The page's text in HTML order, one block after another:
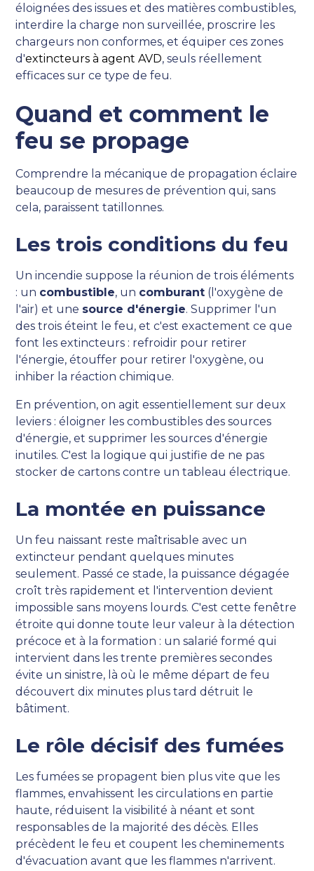
éloignées des issues et des matières combustibles,
interdire la charge non surveillée, proscrire les
chargeurs non conformes, et équiper ces zones
d'extincteurs à agent AVD, seuls réellement
efficaces sur ce type de feu.
Quand et comment le
feu se propage
Comprendre la mécanique de propagation éclaire
beaucoup de mesures de prévention qui, sans
cela, paraissent tatillonnes.
Les trois conditions du feu
Un incendie suppose la réunion de trois éléments
: un combustible, un comburant (l'oxygène de
l'air) et une source d'énergie. Supprimer l'un
des trois éteint le feu, et c'est exactement ce que
font les extincteurs : refroidir pour retirer
l'énergie, étouffer pour retirer l'oxygène, ou
inhiber la réaction chimique.
En prévention, on agit essentiellement sur deux
leviers : éloigner les combustibles des sources
d'énergie, et supprimer les sources d'énergie
inutiles. C'est la logique qui justifie de ne pas
stocker de cartons contre un tableau électrique.
La montée en puissance
Un feu naissant reste maîtrisable avec un
extincteur pendant quelques minutes
seulement. Passé ce stade, la puissance dégagée
croît très rapidement et l'intervention devient
impossible sans moyens lourds. C'est cette fenêtre
étroite qui donne toute leur valeur à la détection
précoce et à la formation : un salarié formé qui
intervient dans les trente premières secondes
évite un sinistre, là où le même départ de feu
découvert dix minutes plus tard détruit le
bâtiment.
Le rôle décisif des fumées
Les fumées se propagent bien plus vite que les
flammes, envahissent les circulations en partie
haute, réduisent la visibilité à néant et sont
responsables de la majorité des décès. Elles
précèdent le feu et coupent les cheminements
d'évacuation avant que les flammes n'arrivent.